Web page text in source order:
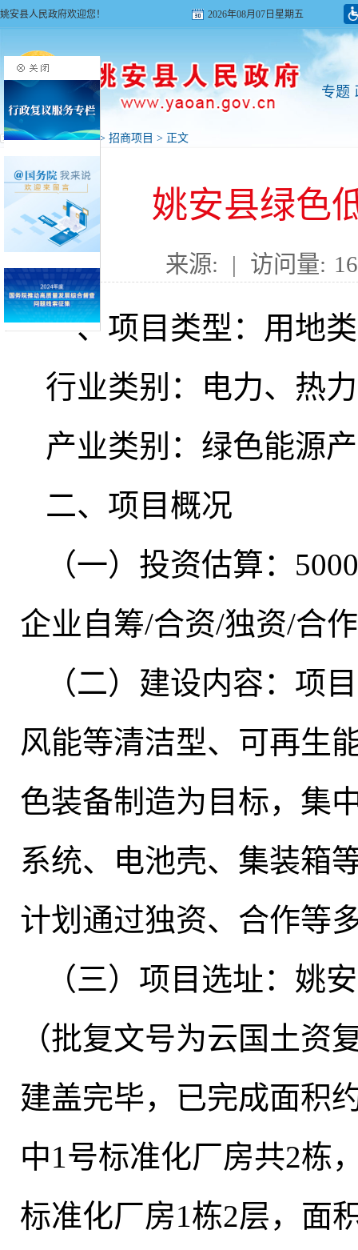
姚安县人民政府欢迎您！ 2026年08月07日星期五
专题
首页>投资姚安> 招商项目 > 正文
姚安县绿色
来源: | 访问量:
一、项目类型：用地
行业类别：电力、热
产业类别：绿色能源
二、项目概况
（一）投资估算：
企业自筹/合资/独资/合
（二）建设内容：项
风能等清洁型、可再生
色装备制造为目标，集
系统、电池壳、集装箱
计划通过独资、合作等
（三）项目选址：姚
（批复文号为云国土资
建盖完毕， 已完成面积
中1号标准化厂房共2栋
标准化厂房1栋2层，面